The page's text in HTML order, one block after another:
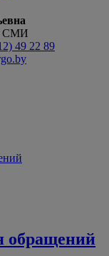
СМИ
49 22 89
обращений